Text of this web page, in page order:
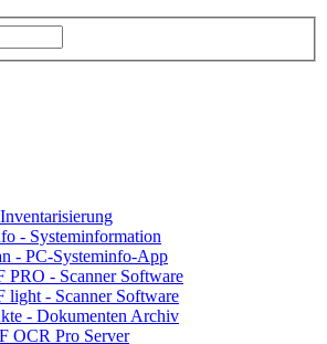
- Systeminformation
- PC-Systeminfo-App
PRO - Scanner Software
light - Scanner Software
- Dokumenten Archiv
OCR Pro Server